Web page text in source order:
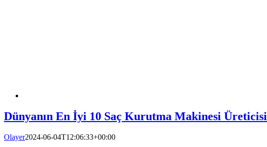
Dünyanın En İyi 10 Saç Kurutma Makinesi Üreticisi
Olayer2024-06-04T12:06:33+00:00